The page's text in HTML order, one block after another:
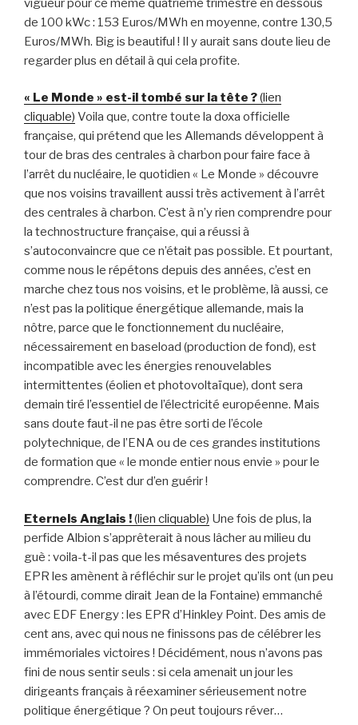
vigueur pour ce même quatrième trimestre en dessous
de 100 kWc : 153 Euros/MWh en moyenne, contre 130,5
Euros/MWh. Big is beautiful ! Il y aurait sans doute lieu de
regarder plus en détail à qui cela profite.
« Le Monde » est-il tombé sur la tête ?(lien
cliquable) Voila que, contre toute la doxa officielle
française, qui prétend que les Allemands développent à
tour de bras des centrales à charbon pour faire face à
l’arrêt du nucléaire, le quotidien « Le Monde » découvre
que nos voisins travaillent aussi très activement à l’arrêt
des centrales à charbon. C’est à n’y rien comprendre pour
la technostructure française, qui a réussi à
s’autoconvaincre que ce n’était pas possible. Et pourtant,
comme nous le répétons depuis des années, c’est en
marche chez tous nos voisins, et le problème, là aussi, ce
n’est pas la politique énergétique allemande, mais la
nôtre, parce que le fonctionnement du nucléaire,
nécessairement en baseload (production de fond), est
incompatible avec les énergies renouvelables
intermittentes (éolien et photovoltaïque), dont sera
demain tiré l’essentiel de l’électricité européenne. Mais
sans doute faut-il ne pas être sorti de l’école
polytechnique, de l’ENA ou de ces grandes institutions
de formation que « le monde entier nous envie » pour le
comprendre. C’est dur d’en guérir !
Eternels Anglais !(lien cliquable) Une fois de plus, la
perfide Albion s’apprêterait à nous lâcher au milieu du
guè : voila-t-il pas que les mésaventures des projets
EPR les amènent à réfléchir sur le projet qu’ils ont (un peu
à l’étourdi, comme dirait Jean de la Fontaine) emmanché
avec EDF Energy : les EPR d’Hinkley Point. Des amis de
cent ans, avec qui nous ne finissons pas de célébrer les
immémoriales victoires ! Décidément, nous n’avons pas
fini de nous sentir seuls : si cela amenait un jour les
dirigeants français à réexaminer sérieusement notre
politique énergétique ? On peut toujours réver…